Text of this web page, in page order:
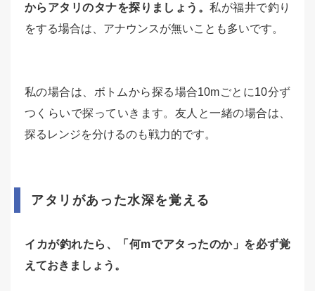
からアタリのタナを探りましょう。私が福井で釣り
をする場合は、アナウンスが無いことも多いです。
私の場合は、ボトムから探る場合10mごとに10分ず
つくらいで探っていきます。友人と一緒の場合は、
探るレンジを分けるのも戦力的です。
アタリがあった水深を覚える
イカが釣れたら、「何mでアタったのか」を必ず覚
えておきましょう。